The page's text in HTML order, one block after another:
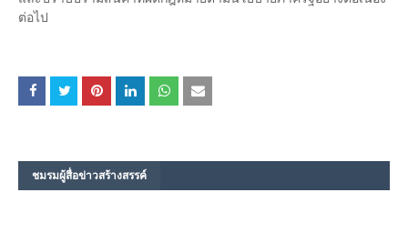
ต่อไป
ชมรม​ผู้สื่อข่าวสร้างสรรค์​